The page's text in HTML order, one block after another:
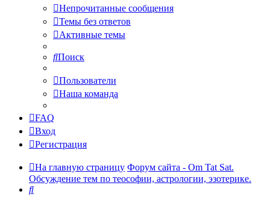
Непрочитанные сообщения
Темы без ответов
Активные темы
Поиск
Пользователи
Наша команда
FAQ
Вход
Регистрация
На главную страницу Форум сайта - Om Tat Sat.
Обсуждение тем по теософии, астрологии, эзотерике.
Поиск